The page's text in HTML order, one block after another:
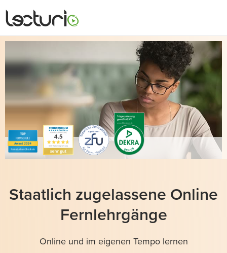
Staatlich zugelassene Online
Fernlehrgänge
Online und im eigenen Tempo lernen